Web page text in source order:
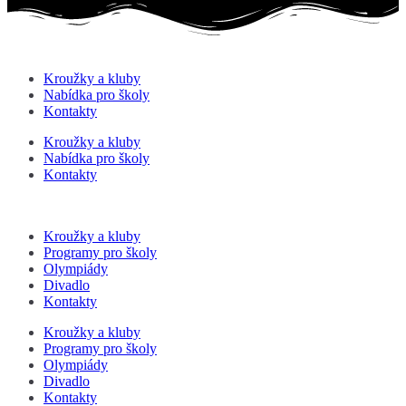
Kroužky a kluby
Nabídka pro školy
Kontakty
Kroužky a kluby
Nabídka pro školy
Kontakty
Kroužky a kluby
Programy pro školy
Olympiády
Divadlo
Kontakty
Kroužky a kluby
Programy pro školy
Olympiády
Divadlo
Kontakty